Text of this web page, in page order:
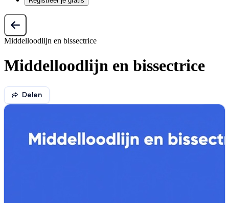
Middelloodlijn en bissectrice
Middelloodlijn en bissectrice
Delen